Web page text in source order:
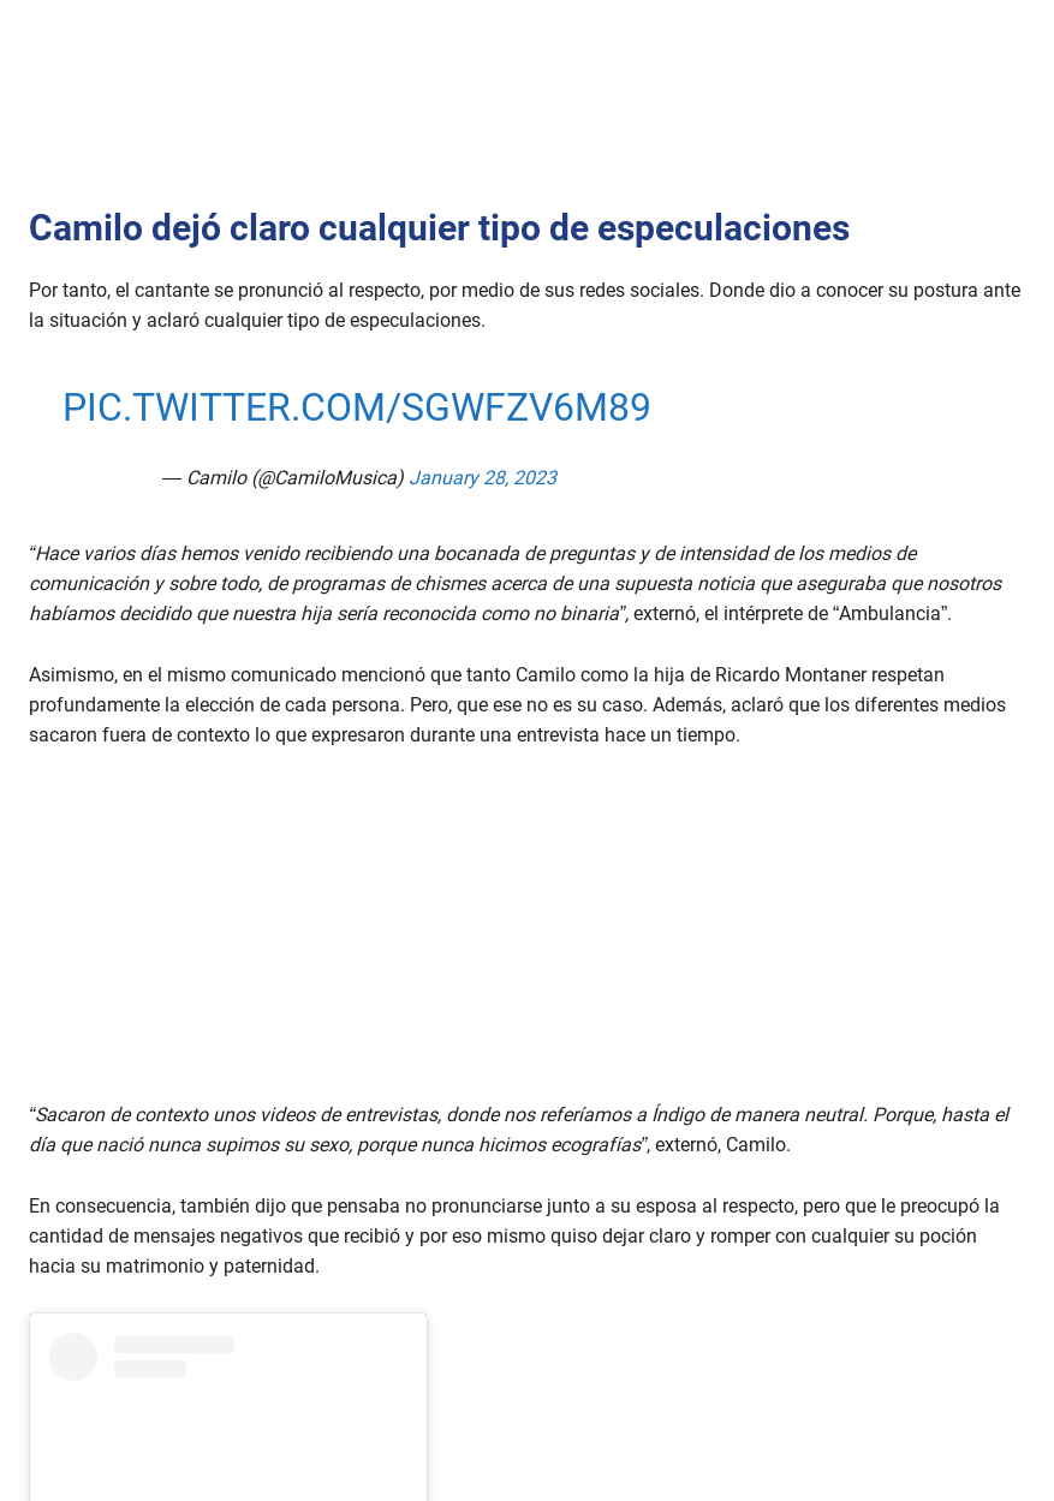
Camilo dejó claro cualquier tipo de especulaciones
Por tanto, el cantante se pronunció al respecto, por medio de sus redes sociales. Donde dio a conocer su postura ante
la situación y aclaró cualquier tipo de especulaciones.
PIC.TWITTER.COM/SGWFZV6M89
— Camilo (@CamiloMusica) January 28, 2023
“Hace varios días hemos venido recibiendo una bocanada de preguntas y de intensidad de los medios de
comunicación y sobre todo, de programas de chismes acerca de una supuesta noticia que aseguraba que nosotros
habíamos decidido que nuestra hija sería reconocida como no binaria”, externó, el intérprete de “Ambulancia”.
Asimismo, en el mismo comunicado mencionó que tanto Camilo como la hija de Ricardo Montaner respetan
profundamente la elección de cada persona. Pero, que ese no es su caso. Además, aclaró que los diferentes medios
sacaron fuera de contexto lo que expresaron durante una entrevista hace un tiempo.
“Sacaron de contexto unos videos de entrevistas, donde nos referíamos a Índigo de manera neutral. Porque, hasta el
día que nació nunca supimos su sexo, porque nunca hicimos ecografías”, externó, Camilo.
En consecuencia, también dijo que pensaba no pronunciarse junto a su esposa al respecto, pero que le preocupó la
cantidad de mensajes negativos que recibió y por eso mismo quiso dejar claro y romper con cualquier su poción
hacia su matrimonio y paternidad.